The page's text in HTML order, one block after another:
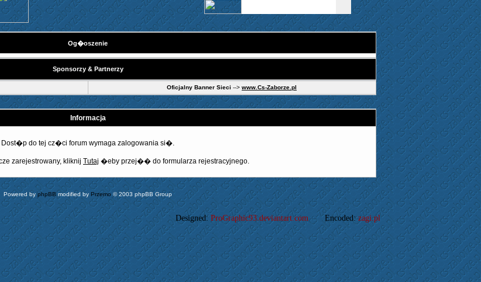
Og�oszenie
Sponsorzy & Partnerzy
Oficjalny Banner Sieci --> www.Cs-Zaborze.pl
Informacja
Dost�p do tej cz�ci forum wymaga zalogowania si�.
zarejestrowany, kliknij Tutaj �eby przej�� do formularza rejestracyjnego.
Powered byphpBBmodified by Przemo © 2003 phpBB Group
Designed: ProGraphic93.deviantart.comEncoded:zagi.pl